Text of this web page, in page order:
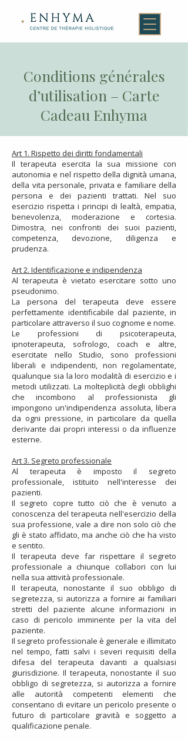
Conditions générales
d’utilisation – Carte
Cadeau Enhyma
Art 1. Rispetto dei diritti fondamentali
Il terapeuta esercita la sua missione con
autonomia e nel rispetto della dignità umana,
della vita personale, privata e familiare della
persona e dei pazienti trattati. Nel suo
esercizio rispetta i principi di lealtà, empatia,
benevolenza, moderazione e cortesia.
Dimostra, nei confronti dei suoi pazienti,
competenza, devozione, diligenza e
prudenza.
Art 2. Identificazione e indipendenza
Al terapeuta è vietato esercitare sotto uno
pseudonimo.
La persona del terapeuta deve essere
perfettamente identificabile dal paziente, in
particolare attraverso il suo cognome e nome.
Le professioni di psicoterapeuta,
ipnoterapeuta, sofrologo, coach e altre,
esercitate nello Studio, sono professioni
liberali e indipendenti, non regolamentate,
qualunque sia la loro modalità di esercizio e i
metodi utilizzati. La molteplicità degli obblighi
che incombono al professionista gli
impongono un'indipendenza assoluta, libera
da ogni pressione, in particolare da quella
derivante dai propri interessi o da influenze
esterne.
Art 3. Segreto professionale
Al terapeuta è imposto il segreto
professionale, istituito nell'interesse dei
pazienti.
Il segreto copre tutto ciò che è venuto a
conoscenza del terapeuta nell'esercizio della
sua professione, vale a dire non solo ciò che
gli è stato affidato, ma anche ciò che ha visto
e sentito.
Il terapeuta deve far rispettare il segreto
professionale a chiunque collabori con lui
nella sua attività professionale.
Il terapeuta, nonostante il suo obbligo di
segretezza, si autorizza a fornire ai familiari
stretti del paziente alcune informazioni in
caso di pericolo imminente per la vita del
paziente.
Il segreto professionale è generale e illimitato
nel tempo, fatti salvi i severi requisiti della
difesa del terapeuta davanti a qualsiasi
giurisdizione. Il terapeuta, nonostante il suo
obbligo di segretezza, si autorizza a fornire
alle autorità competenti elementi che
consentano di evitare un pericolo presente o
futuro di particolare gravità e soggetto a
qualificazione penale.